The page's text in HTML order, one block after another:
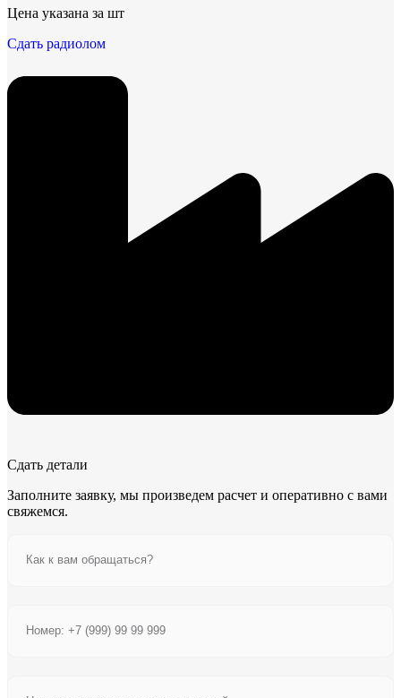
Цена указана за шт
Сдать радиолом
Сдать детали
Заполните заявку, мы произведем расчет и оперативно с вами
свяжемся.